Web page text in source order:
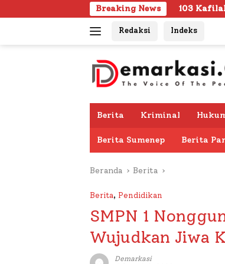
ke
Breaking News
103 Kafilah Siap Ramaikan MTQ
Redaksi Indeks
Berita Kriminal
Berita Sumenep Berita
Beranda Berita
Berita, Pendidikan
SMPN 1
Wujudkan Jiwa
Demarkasi